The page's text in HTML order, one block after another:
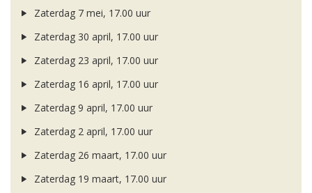
Zaterdag 7 mei, 17.00 uur
Zaterdag 30 april, 17.00 uur
Zaterdag 23 april, 17.00 uur
Zaterdag 16 april, 17.00 uur
Zaterdag 9 april, 17.00 uur
Zaterdag 2 april, 17.00 uur
Zaterdag 26 maart, 17.00 uur
Zaterdag 19 maart, 17.00 uur